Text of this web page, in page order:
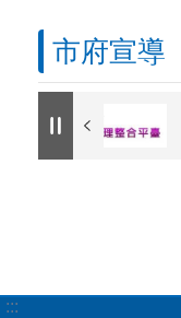
市府宣導
:::